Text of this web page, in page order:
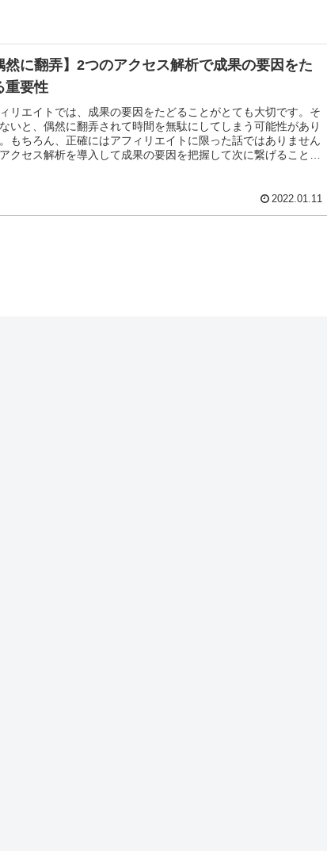
然に翻弄】2つのアクセス解析で成果の要因をた
重要性
リエイトでは、成果の要因をたどることがとても大切です。そ
いと、偶然に翻弄されて時間を無駄にしてしまう可能性があり
もちろん、正確にはアフィリエイトに限った話ではありません
クセス解析を導入して成果の要因を把握して次に繋げることが
2022.01.11